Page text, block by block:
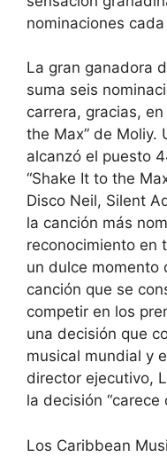
nominaciones
La gran ganadora
suma seis
carrera, gracias,
the Max” de Moliy.
alcanzó el puesto
“Shake It to the
Disco Neil, Silent
la canción más
reconocimiento en
un dulce momento
canción que se
competir en los
una decisión que
musical mundial y
director ejecutivo,
la decisión “carece
Los Caribbean